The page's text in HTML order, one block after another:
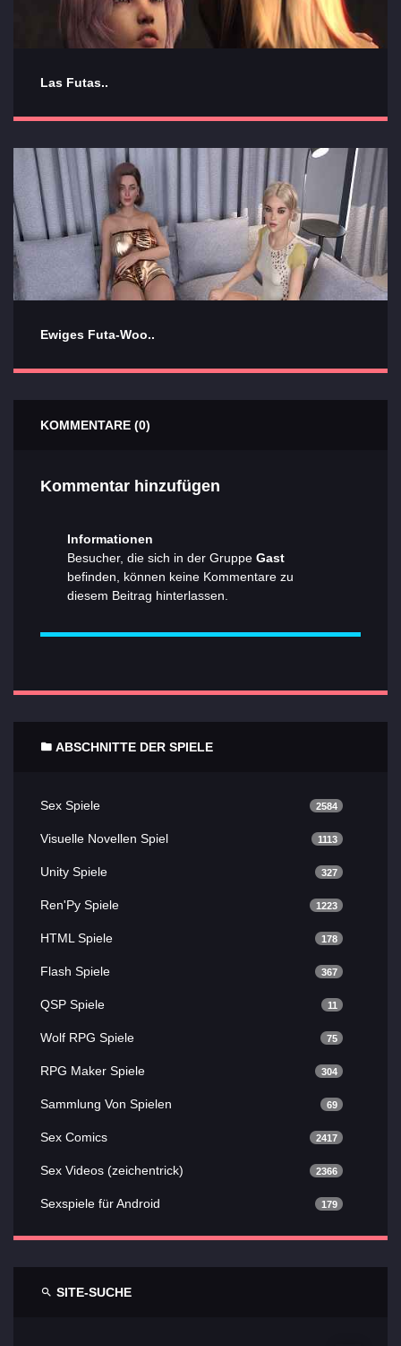
Las Futas..
Ewiges Futa-Woo..
KOMMENTARE (0)
Kommentar hinzufügen
Informationen
Besucher, die sich in der Gruppe Gast
befinden, können keine Kommentare zu
diesem Beitrag hinterlassen.
ABSCHNITTE DER SPIELE
Sex Spiele 2584
Visuelle Novellen Spiel 1113
Unity Spiele 327
Ren'Py Spiele 1223
HTML Spiele 178
Flash Spiele 367
QSP Spiele 11
Wolf RPG Spiele 75
RPG Maker Spiele 304
Sammlung Von Spielen 69
Sex Comics 2417
Sex Videos (zeichentrick) 2366
Sexspiele für Android 179
SITE-SUCHE